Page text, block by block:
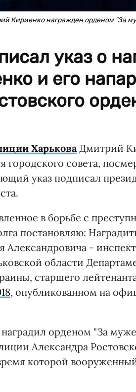
Кириенко награжден орденом "За
указ о
и его
Харькова Дмитрий
городского совета,
указ подписал
в борьбе с
постановляю:
-
области
старшего
, опубликованном на
орденом "За
Александра
которой